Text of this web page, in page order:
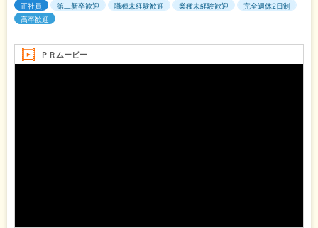
正社員 第二新卒歓迎 職種未経験歓迎 業種未経験歓迎
完全週休2日制
高卒歓迎
ＰＲムービー